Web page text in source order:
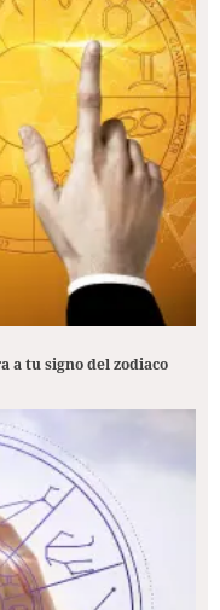
a tu signo del zodiaco